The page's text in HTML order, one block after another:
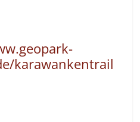
karawankentrail